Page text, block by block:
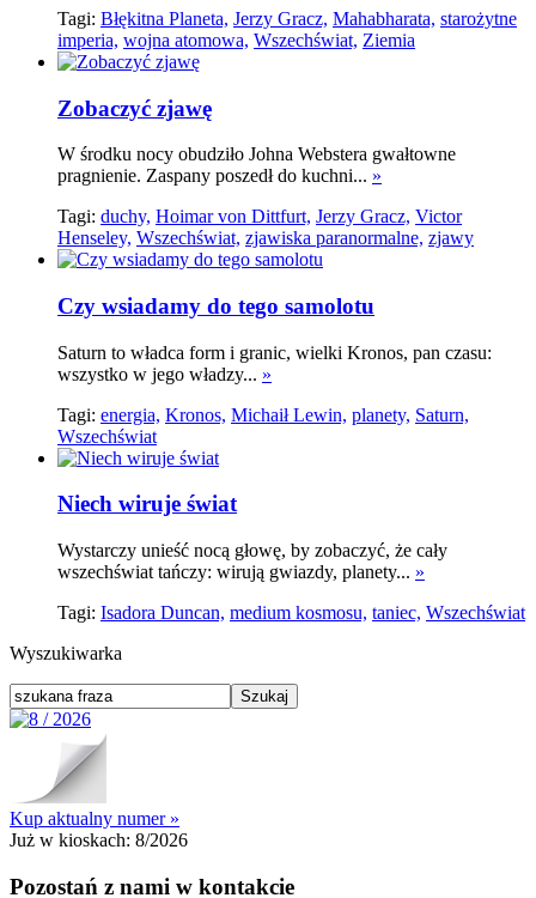
Tagi: Błękitna Planeta, Jerzy Gracz, Mahabharata, starożytne
imperia, wojna atomowa, Wszechświat, Ziemia
Zobaczyć zjawę
W środku nocy obudziło Johna Webstera gwałtowne
pragnienie. Zaspany poszedł do kuchni... »
Tagi: duchy, Hoimar von Dittfurt, Jerzy Gracz, Victor
Henseley, Wszechświat, zjawiska paranormalne, zjawy
Czy wsiadamy do tego samolotu
Saturn to władca form i granic, wielki Kronos, pan czasu:
wszystko w jego władzy... »
Tagi: energia, Kronos, Michaił Lewin, planety, Saturn,
Wszechświat
Niech wiruje świat
Wystarczy unieść nocą głowę, by zobaczyć, że cały
wszechświat tańczy: wirują gwiazdy, planety... »
Tagi: Isadora Duncan, medium kosmosu, taniec, Wszechświat
Wyszukiwarka
Kup aktualny numer »
Już w kioskach: 8/2026
Pozostań z nami w kontakcie